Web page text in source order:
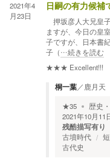
2021年4
月23日
日嗣の有力候補
押坂彦人大兄皇
ますが、今日の皇
子ですが、日本書
子（…続きを読む
★★★ Excellent!!!
桐一葉／ 鹿月天
★35 歴史
2021年10月11
残酷描写有り
古墳時代
古代史